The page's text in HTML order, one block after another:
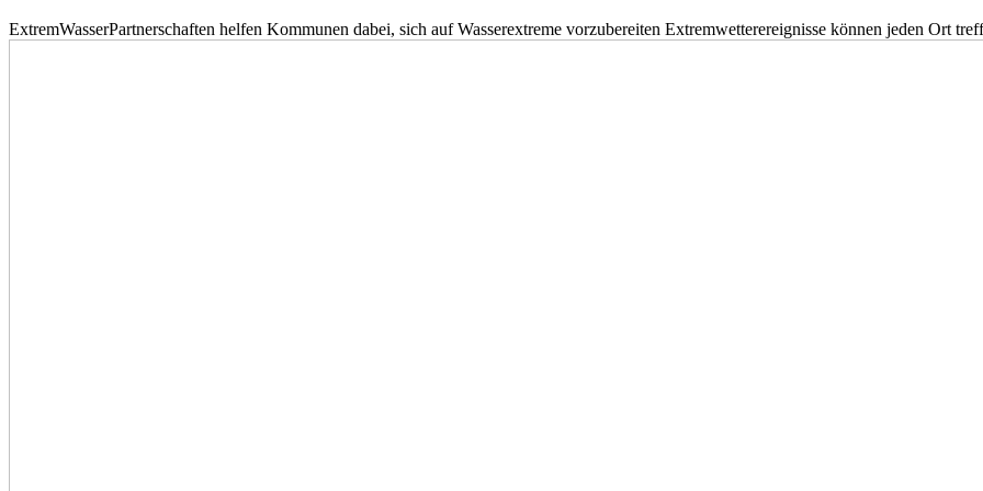
ExtremWasserPartnerschaften helfen Kommunen dabei, sich auf Wasserextreme vorzubereiten Extremwetterereignisse können jeden Ort